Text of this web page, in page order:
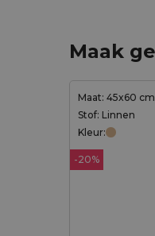
Maak
Maat: 45x60 cm
Stof: Linnen
Kleur:
-20%